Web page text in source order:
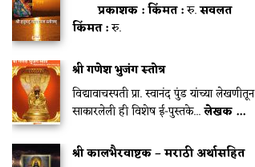
प्रकाशक :किंमत :रु.सवलत
किंमत :रु.
श्री गणेश भुजंग स्तोत्र
विद्यावाचस्पती प्रा. स्वानंद पुंड यांच्या लेखणीतून
साकारलेली ही विशेष ई-पुस्तके...लेखक ...
श्री कालभैरवाष्टक – मराठी अर्थासहित